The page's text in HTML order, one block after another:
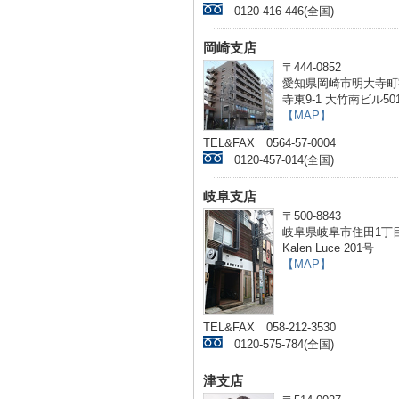
0120-416-446(全国)
岡崎支店
〒444-0852
愛知県岡崎市明大寺
寺東9-1 大竹南ビル
【MAP】
TEL&FAX 0564-57-0004
0120-457-014(全国)
岐阜支店
〒500-8843
岐阜県岐阜市住田1丁
Kalen Luce 201号
【MAP】
TEL&FAX 058-212-3530
0120-575-784(全国)
津支店